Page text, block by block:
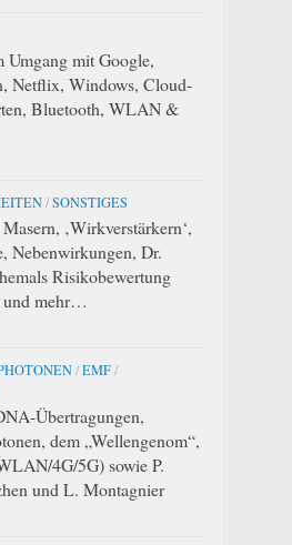
Umgang mit Google,
Netflix, Windows, Cloud-
Bluetooth, WLAN &
/SONSTIGES
‚Wirkverstärkern‘,
Nebenwirkungen, Dr.
Risikobewertung
mehr…
/EMF/
Übertragungen,
dem „Wellengenom“,
4G/5G) sowie P.
und L. Montagnier